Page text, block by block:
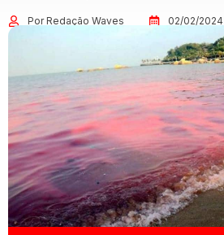
Por Redação Waves 02/02/2024